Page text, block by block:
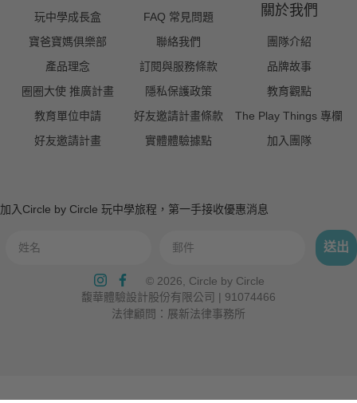
玩中學成長盒
寶爸寶媽俱樂部
產品理念
圈圈大使 推廣計畫
教育單位申請
好友邀請計畫
FAQ 常見問題
聯絡我們
訂閱與服務條款
隱私保護政策
好友邀請計畫條款
實體體驗據點
關於我們
團隊介紹
品牌故事
教育觀點
The Play Things 專欄
加入團隊
加入Circle by Circle 玩中學旅程，第一手接收優惠消息
送出
Translation
Missing:
Zh-
© 2026, Circle by Circle
馥華體驗設計股份有限公司 | 91074466
法律顧問：展新法律事務所